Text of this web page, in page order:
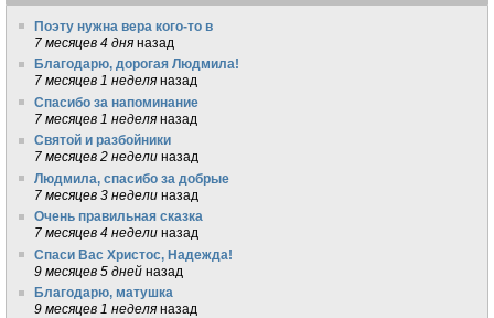
Поэту нужна вера кого-то в
7 месяцев 4 дня назад
Благодарю, дорогая Людмила!
7 месяцев 1 неделя назад
Спасибо за напоминание
7 месяцев 1 неделя назад
Святой и разбойники
7 месяцев 2 недели назад
Людмила, спасибо за добрые
7 месяцев 3 недели назад
Очень правильная сказка
7 месяцев 4 недели назад
Спаси Вас Христос, Надежда!
9 месяцев 5 дней назад
Благодарю, матушка
9 месяцев 1 неделя назад